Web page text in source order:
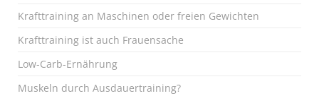
Krafttraining an Maschinen oder freien Gewichten
Krafttraining ist auch Frauensache
Low-Carb-Ernährung
Muskeln durch Ausdauertraining?